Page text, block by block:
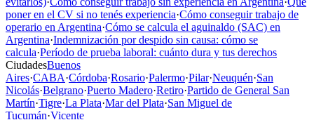
poner en el CV si no tenés experiencia·Cómo conseguir trabajo de
operario en Argentina·Cómo se calcula el aguinaldo (SAC) en
Argentina·Indemnización por despido sin causa: cómo se
calcula·Período de prueba laboral: cuánto dura y tus derechos
CiudadesBuenos
Aires·CABA·Córdoba·Rosario·Palermo·Pilar·Neuquén·San
Nicolás·Belgrano·Puerto Madero·Retiro·Partido de General San
Martín·Tigre·La Plata·Mar del Plata·San Miguel de
Tucumán·Vicente